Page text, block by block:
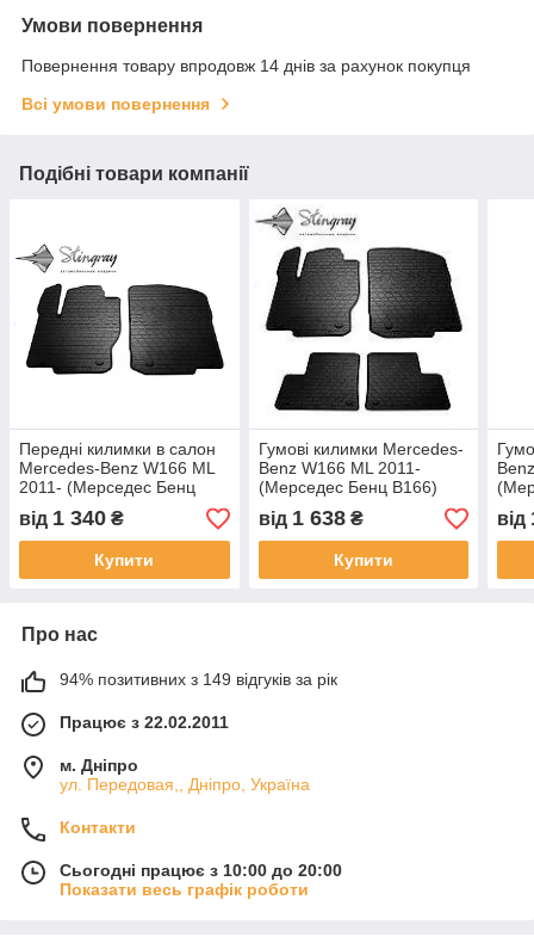
Умови повернення
Повернення товару впродовж 14 днів за рахунок покупця
Всі умови повернення
Подібні товари компанії
Передні килимки в салон
Mercedes-Benz W166 ML
2011- (Мерседес Бенц
В166) кількість 2 штуки
від 1 340 ₴
Купити
Гумові килимки Mercedes-
Benz W166 ML 2011-
(Мерседес Бенц В166)
кількість 4 штуки
від 1 638₴
Купити
від
Про нас
94% позитивних з 149 відгуків за рік
Працює з 22.02.2011
м. Дніпро
ул. Передовая,, Дніпро, Україна
Контакти
Сьогодні працює з 10:00 до 20:00
Показати весь графік роботи